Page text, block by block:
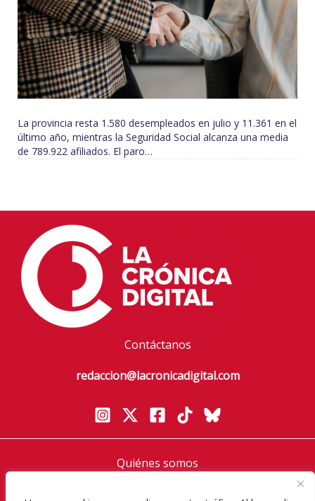
La provincia resta 1.580 desempleados en julio y 11.361 en el
último año, mientras la Seguridad Social alcanza una media
de 789.922 afiliados. El paro…
Contáctanos
redaccion@lacronicadigital.com
Quiénes somos